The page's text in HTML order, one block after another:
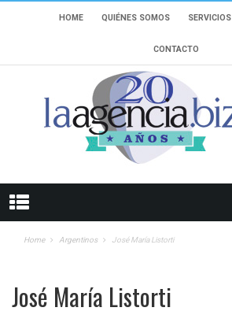
HOME QUIÉNES SOMOS SERVICIOS
CONTACTO
Home Argentinos José María Listorti
José María Listorti